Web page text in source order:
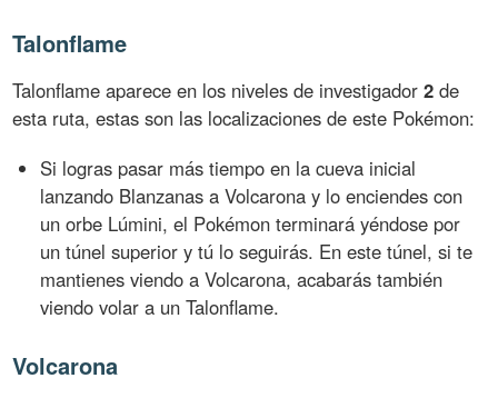
Talonflame
Talonflame aparece en los niveles de investigador2 de
esta ruta, estas son las localizaciones de este Pokémon:
Si logras pasar más tiempo en la cueva inicial
lanzando Blanzanas a Volcarona y lo enciendes con
un orbe Lúmini, el Pokémon terminará yéndose por
un túnel superior y tú lo seguirás. En este túnel, si te
mantienes viendo a Volcarona, acabarás también
viendo volar a un Talonflame.
Volcarona